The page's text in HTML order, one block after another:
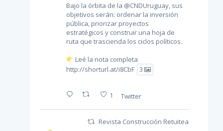
Bajo la órbita de la @CNDUruguay, sus
objetivos serán: ordenar la inversión
pública, priorizar proyectos
estratégicos y construir una hoja de
ruta que trascienda los ciclos políticos.
Leé la nota completa
http://shorturl.at/i8CbF 3
1 Twitter
Revista Construcción Retuiteado